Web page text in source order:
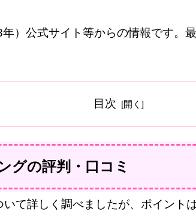
）公式サイト等からの情報です。
目次
グの評判・口コミ
いて詳しく調べましたが、ポイント